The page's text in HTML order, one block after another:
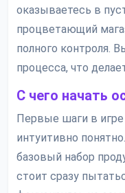
оказываетесь в
процветающий
полного контроля.
процесса, что
С чего начать
Первые шаги в
интуитивно
базовый набор
стоит сразу